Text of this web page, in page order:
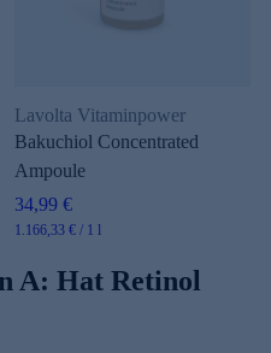
Lavolta Vitaminpower
Bakuchiol Concentrated
Ampoule
34,99 €
1.166,33 € / 1 l
A: Hat Retinol